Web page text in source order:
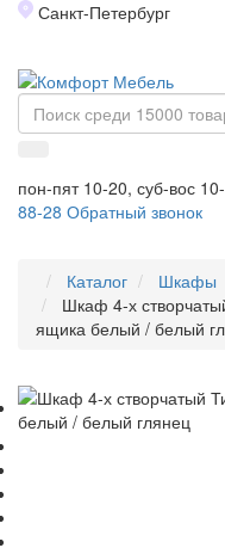
Санкт-Петербург
пон-пят 10-20, суб-вос
88-28 Обратный звонок
Каталог
Шкафы
Шкаф 4-х
ящика белый / белый